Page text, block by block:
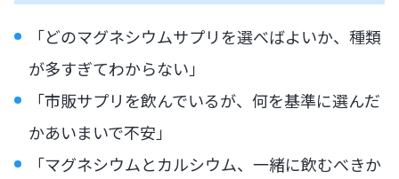
「どのマグネシウムサプリを選べばよいか、種類
が多すぎてわからない」
「市販サプリを飲んでいるが、何を基準に選んだ
かあいまいで不安」
「マグネシウムとカルシウム、一緒に飲むべきか